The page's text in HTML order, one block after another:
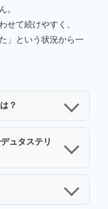
。
せて続けやすく、
」という状況から一
？
ュタステリ